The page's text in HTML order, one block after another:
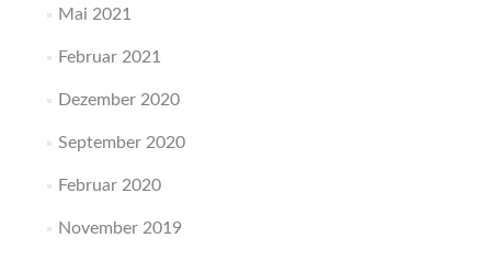
Mai 2021
Februar 2021
Dezember 2020
September 2020
Februar 2020
November 2019